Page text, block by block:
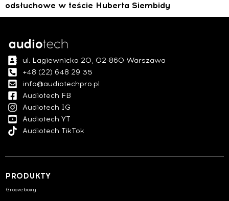
odsłuchowe w teście Huberta Siembidy
ul. Łagiewnicka 20, 02-860 Warszawa
+48 (22) 648 29 35
info@audiotechpro.pl
Audiotech FB
Audiotech IG
Audiotech YT
Audiotech TikTok
PRODUKTY
Grooveboxy